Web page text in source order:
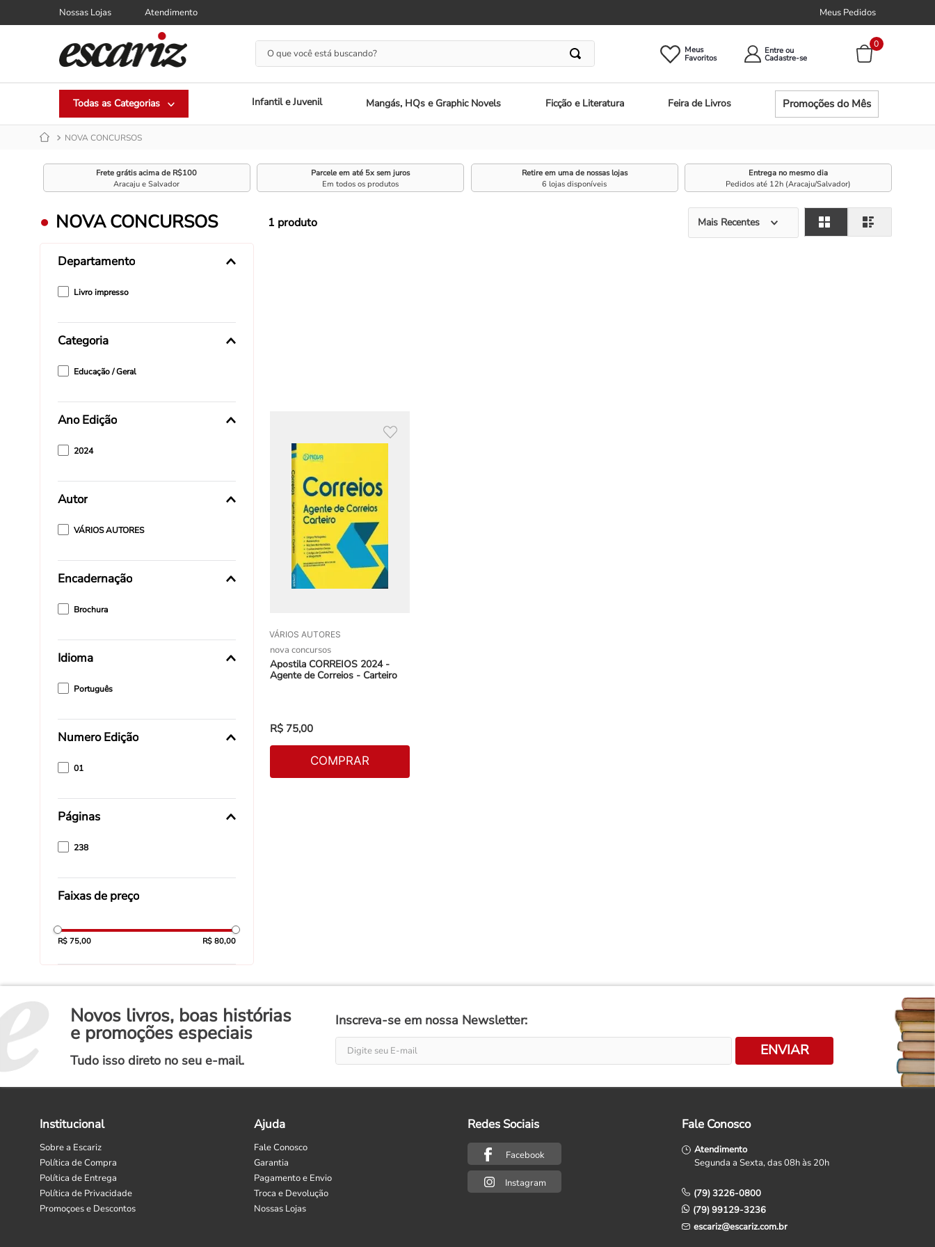
Nossas Lojas Atendimento Meus Pedidos
O que você está buscando? Meus Entre ou
0
Infantil e Juvenil Mangás, HQs e Graphic Novels Ficção e Literatura Feira de Livros Promoções do Mês
NOVA CONCURSOS
Frete grátis acima de R$100
Aracaju e Salvador
Parcele em até 5x sem juros
Em todos os produtos
Retire em uma de nossas lojas
6 lojas disponíveis
Entrega no mesmo dia
Pedidos até 12h (Aracaju/Salvador)
NOVA CONCURSOS
Departamento
Livro impresso
Categoria
Educação / Geral
Ano Edição
2024
Autor
VÁRIOS AUTORES
Encadernação
Brochura
Idioma
Português
Numero Edição
01
Páginas
238
Faixas de preço
R$ 75,00 R$ 80,00
1 produto Mais Recentes
VÁRIOS AUTORES
nova concursos
Apostila CORREIOS 2024 -
Agente de Correios - Carteiro
R$ 75,00
COMPRAR
Novos livros, boas histórias
e promoções especiais
Tudo isso direto no seu e-mail.
Inscreva-se em nossa Newsletter:
ENVIAR
Institucional
Sobre a Escariz
Política de Compra
Política de Entrega
Política de Privacidade
Promoçoes e Descontos
Ajuda
Fale Conosco
Garantia
Pagamento e Envio
Troca e Devolução
Nossas Lojas
Redes Sociais
Facebook
Instagram
Fale Conosco
Atendimento
Segunda a Sexta, das 08h às 20h
(79) 3226-0800
(79) 99129-3236
escariz@escariz.com.br